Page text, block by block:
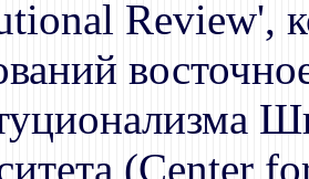
Review',
(Center